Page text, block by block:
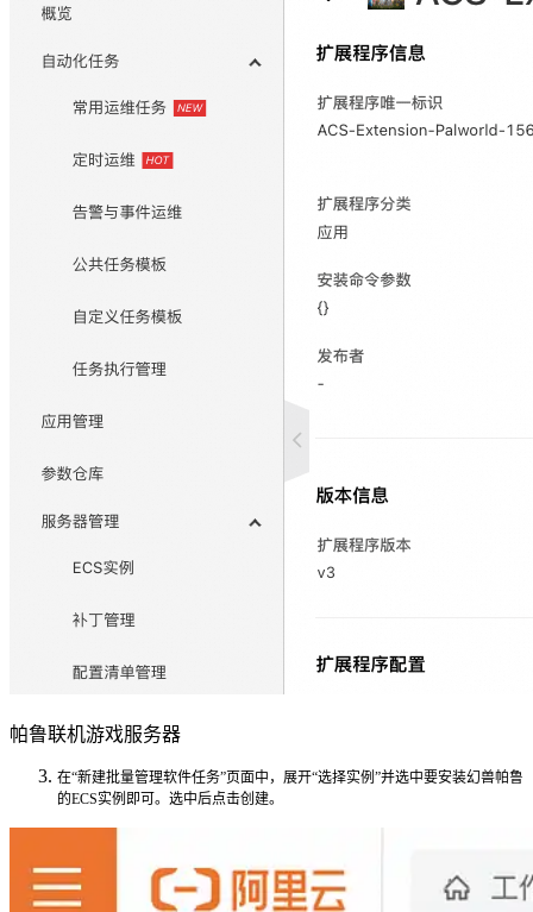
帕鲁联机游戏服务器
在“新建批量管理软件任务”页面中，展开“选择实例”并选中要安装幻兽帕鲁
的ECS实例即可。选中后点击创建。